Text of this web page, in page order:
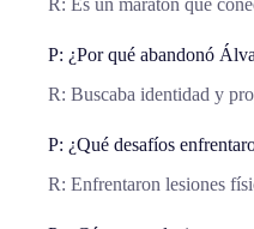
R: Es un maratón que
P: ¿Por qué abandonó
R: Buscaba identidad y
P: ¿Qué desafíos
R: Enfrentaron lesiones